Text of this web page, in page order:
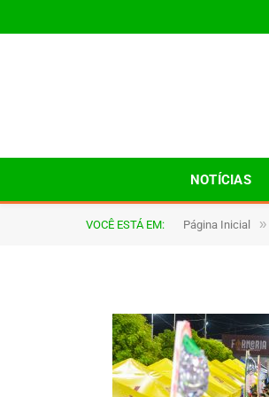
NOTÍCIAS
VOCÊ ESTÁ EM: Página Inicial »
JWR_9782